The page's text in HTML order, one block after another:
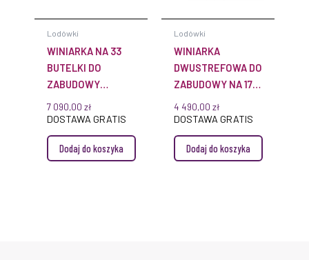
Lodówki
WINIARKA NA 33
BUTELKI DO
ZABUDOWY
AVI63CSZA
7 090,00 zł
DOSTAWA GRATIS
Dodaj do koszyka
Lodówki
WINIARKA
DWUSTREFOWA DO
ZABUDOWY NA 17
BUTELEK
AVU18TDZA
4 490,00 zł
DOSTAWA GRATIS
Dodaj do koszyka